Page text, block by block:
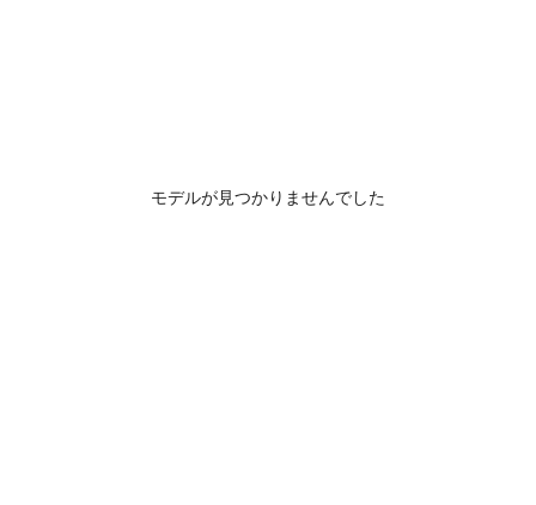
モデルが見つかりませんでした